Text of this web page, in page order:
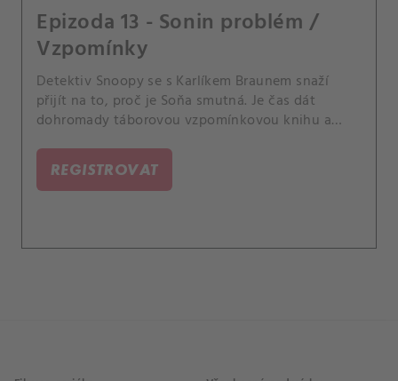
Epizoda 13 - Sonin problém /
Vzpomínky
Detektiv Snoopy se s Karlíkem Braunem snaží
přijít na to, proč je Soňa smutná. Je čas dát
dohromady táborovou vzpomínkovou knihu a
REGISTROVAT